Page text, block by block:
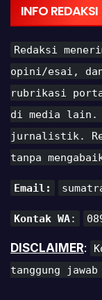
INFO REDAKSI
Redaksi
opini/esai,
rubrikasi
di media lain.
jurnalistik.
tanpa
Email:
Kontak WA:
DISCLAIMER:
tanggung